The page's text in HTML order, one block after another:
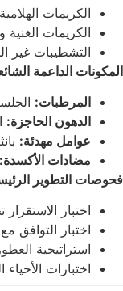
الكريمات
الكريمات
التشطيبات غير
المكونات الداعمة
المرطبات:
الدهون الحاجزة:
عوامل مهدئة:
مضادات الأكسدة:
فحوصات التطوير
اختبار
اختبار التوافق
استراتيجية
اختبارات